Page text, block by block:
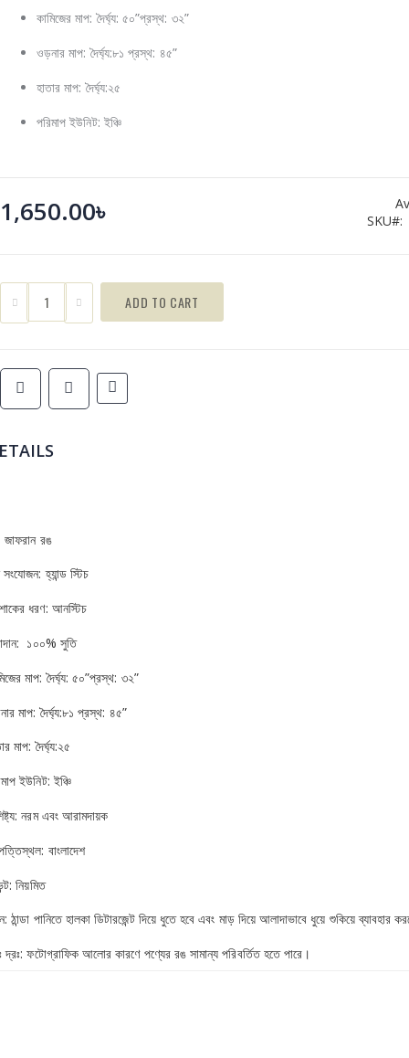
কামিজের মাপ: দৈর্ঘ্য: ৫০”প্রস্থ: ৩২”
ওড়নার মাপ: দৈর্ঘ্য:৮১ প্রস্থ: ৪৫”
হাতার মাপ: দৈর্ঘ্য:২৫
পরিমাপ ইউনিট: ইঞ্চি
1,650.00৳
SKU
ADD TO CART
জাফরান রঙ
সংযোজন: হ্যান্ড স্টিচ
ধরণ: আনস্টিচ
১০০% সুতি
মাপ: দৈর্ঘ্য: ৫০”প্রস্থ: ৩২”
মাপ: দৈর্ঘ্য:৮১ প্রস্থ: ৪৫”
মাপ: দৈর্ঘ্য:২৫
ইউনিট: ইঞ্চি
নরম এবং আরামদায়ক
বাংলাদেশ
নিয়মিত
ঠান্ডা পানিতে হালকা ডিটারজেন্ট দিয়ে ধুতে হবে এবং মাড় দিয়ে আলাদাভাবে ধুয়ে শুকিয়ে ব্যাবহার
দ্রঃ: ফটোগ্রাফিক আলোর কারণে পণ্যের রঙ সামান্য পরিবর্তিত হতে পারে।